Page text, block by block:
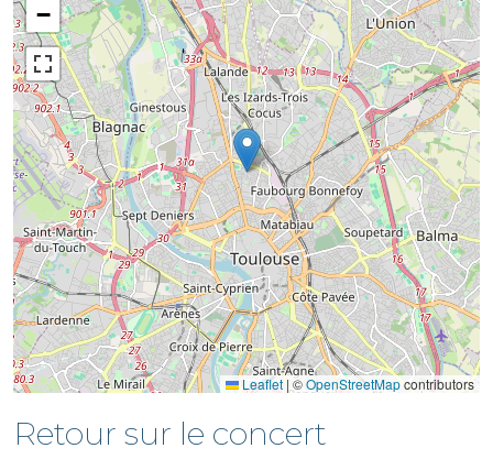
−
Leaflet |©OpenStreetMapcontributors
Retour sur le concert